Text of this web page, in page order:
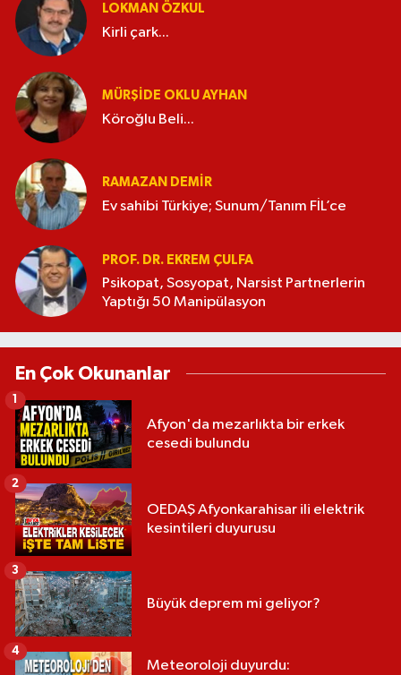
LOKMAN ÖZKUL
Kirli çark...
MÜRŞIDE OKLU AYHAN
Köroğlu Beli...
RAMAZAN DEMİR
Ev sahibi Türkiye; Sunum/Tanım FİL’ce
PROF. DR. EKREM ÇULFA
Psikopat, Sosyopat, Narsist Partnerlerin
Yaptığı 50 Manipülasyon
En Çok Okunanlar
Afyon'da mezarlıkta bir erkek
cesedi bulundu
1
OEDAŞ Afyonkarahisar ili elektrik
kesintileri duyurusu
2
Büyük deprem mi geliyor?
3
Meteoroloji duyurdu:
4